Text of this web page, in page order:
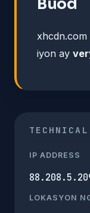
iyon ay
IP ADDRESS
LOKASYON